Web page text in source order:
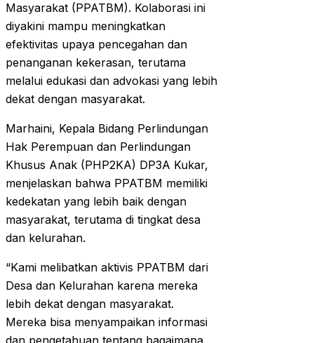
Masyarakat (PPATBM). Kolaborasi ini
diyakini mampu meningkatkan
efektivitas upaya pencegahan dan
penanganan kekerasan, terutama
melalui edukasi dan advokasi yang lebih
dekat dengan masyarakat.
Marhaini, Kepala Bidang Perlindungan
Hak Perempuan dan Perlindungan
Khusus Anak (PHP2KA) DP3A Kukar,
menjelaskan bahwa PPATBM memiliki
kedekatan yang lebih baik dengan
masyarakat, terutama di tingkat desa
dan kelurahan.
“Kami melibatkan aktivis PPATBM dari
Desa dan Kelurahan karena mereka
lebih dekat dengan masyarakat.
Mereka bisa menyampaikan informasi